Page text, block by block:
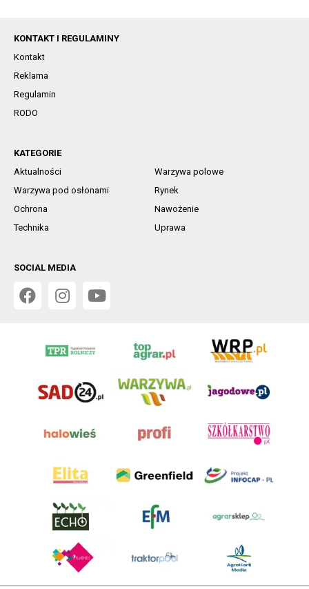
KONTAKT I REGULAMINY
Kontakt
Reklama
Regulamin
RODO
KATEGORIE
Aktualności
Warzywa polowe
Warzywa pod osłonami
Rynek
Ochrona
Nawożenie
Technika
Uprawa
SOCIAL MEDIA